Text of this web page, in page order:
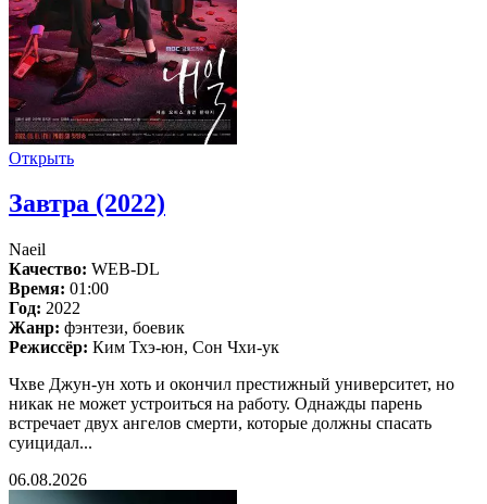
Открыть
Завтра (2022)
Naeil
Качество: WEB-DL
Время: 01:00
Год: 2022
Жанр: фэнтези, боевик
Режиссёр: Ким Тхэ-юн, Сон Чхи-ук
Чхве Джун-ун хоть и окончил престижный университет, но
никак не может устроиться на работу. Однажды парень
встречает двух ангелов смерти, которые должны спасать
суицидал...
06.08.2026